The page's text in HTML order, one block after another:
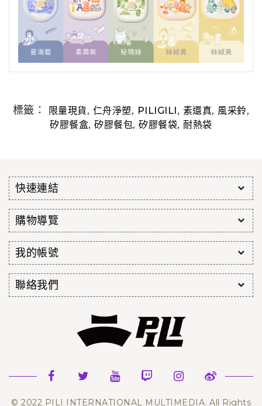
標籤： 限量現貨, 仁舟淨塑, PILIGILI, 素還真, 風采鈴,
矽膠餐盒,矽膠餐包,矽膠餐袋,耐熱袋
快速連結
購物導覽
我的帳號
聯絡我們
© 2022 PILI INTERNATIONAL MULTIMEDIA. All Rights